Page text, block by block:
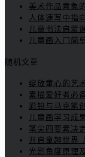
美术作品意象
人体速写中指
儿童书法启蒙
儿童画入门简
随机文章
绽放童心的艺
素描爱好者必
彩铅与马克笔
儿童画学习成
笔尖四要素决
开启童趣世界
光影角度原理